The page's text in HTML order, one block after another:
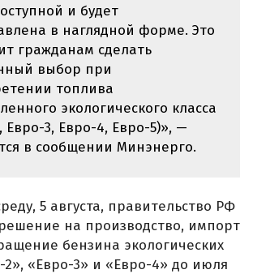
и будет
в наглядной форме. Это
гражданам сделать
выбор при
топлива
экологического класса
Евро-3, Евро-4, Евро-5)», —
в сообщении Минэнерго.
5 августа, правительство РФ
на производство, импорт
бензина экологических
2», «Евро-3» и «Евро-4» до июля